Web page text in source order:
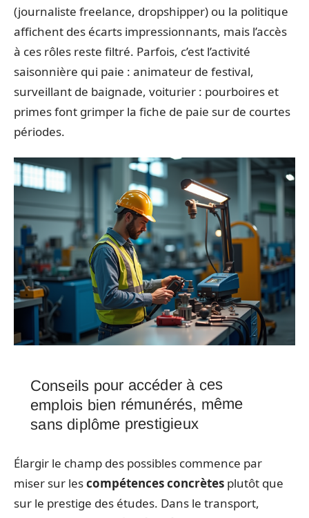
(journaliste freelance, dropshipper) ou la politique
affichent des écarts impressionnants, mais l’accès
à ces rôles reste filtré. Parfois, c’est l’activité
saisonnière qui paie : animateur de festival,
surveillant de baignade, voiturier : pourboires et
primes font grimper la fiche de paie sur de courtes
périodes.
Conseils pour accéder à ces
emplois bien rémunérés, même
sans diplôme prestigieux
Élargir le champ des possibles commence par
miser sur lescompétences concrètes plutôt que
sur le prestige des études. Dans le transport,